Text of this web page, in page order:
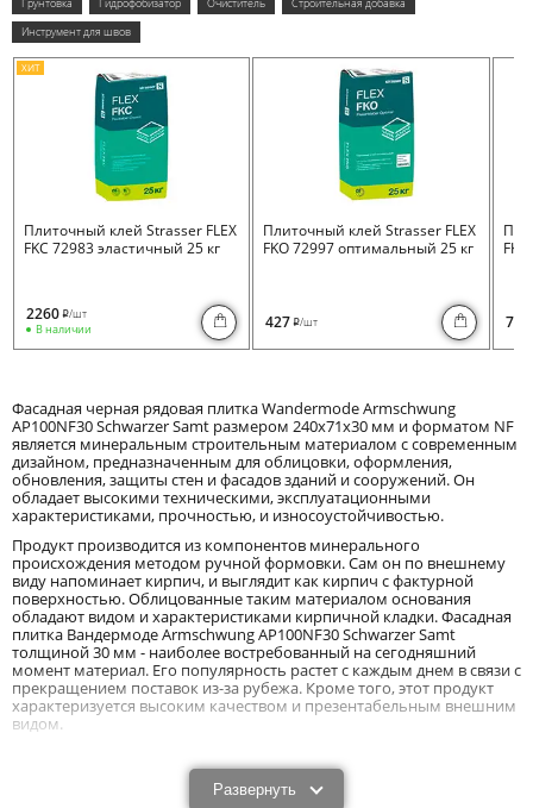
Грунтовка
Гидрофобизатор Очиститель
Строительная добавка
Инструмент для швов
ХИТ
Плиточный клей Strasser FLEX
FKC 72983 эластичный 25 кг
2260 i/шт
В наличии
Плиточный клей Strasser FLEX
FKO 72997 оптимальный 25 кг
427 i/шт 730
Фасадная черная рядовая плитка Wandermode Armschwung
AP100NF30 Schwarzer Samt размером 240x71x30 мм и форматом NF
является минеральным строительным материалом с современным
дизайном, предназначенным для облицовки, оформления,
обновления, защиты стен и фасадов зданий и сооружений. Он
обладает высокими техническими, эксплуатационными
характеристиками, прочностью, и износоустойчивостью.
Продукт производится из компонентов минерального
происхождения методом ручной формовки. Сам он по внешнему
виду напоминает кирпич, и выглядит как кирпич с фактурной
поверхностью. Облицованные таким материалом основания
обладают видом и характеристиками кирпичной кладки. Фасадная
плитка Вандермоде Armschwung AP100NF30 Schwarzer Samt
толщиной 30 мм - наиболее востребованный на сегодняшний
момент материал. Его популярность растет с каждым днем в связи с
прекращением поставок из-за рубежа. Кроме того, этот продукт
характеризуется высоким качеством и презентабельным внешним
видом.
Характеристики и преимущества фасадной
плитки Wandermode Armschwung AP100NF30
Развернуть